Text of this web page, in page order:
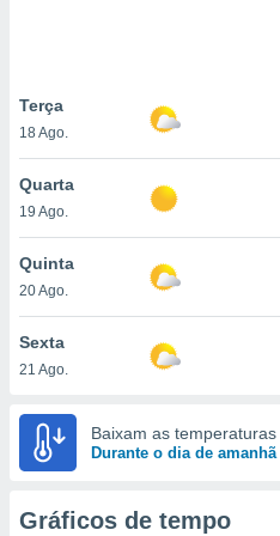
nós e
únicos
para
e
sitio
IP e
possam
com
Terça
18 Ago.
Quarta
19 Ago.
Quinta
20 Ago.
Sexta
21 Ago.
Baixam as temperaturas
Durante o dia de amanhã
Gráficos de tempo